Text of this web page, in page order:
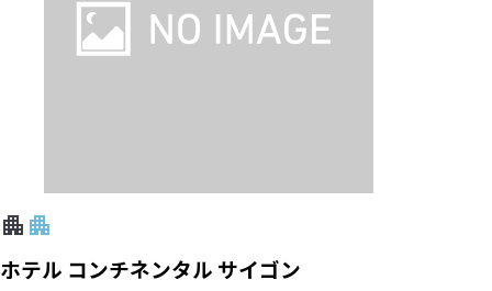
ホテル コンチネンタル サイゴン